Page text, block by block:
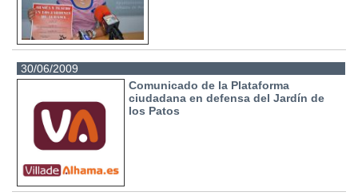
30/06/2009
Comunicado de la Plataforma
ciudadana en defensa del Jardín de
los Patos